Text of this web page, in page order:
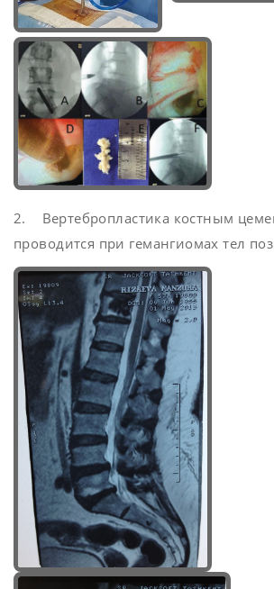
2. Вертебропластика костным
проводится при гемангиомах тел